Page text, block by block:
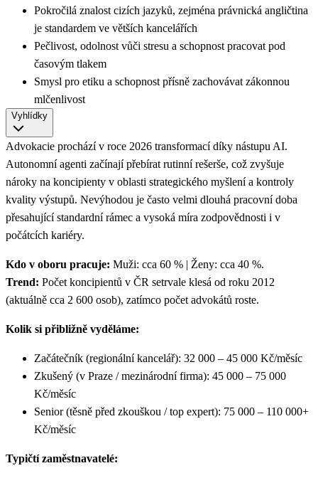
Pokročilá znalost cizích jazyků, zejména právnická angličtina
je standardem ve větších kancelářích
Pečlivost, odolnost vůči stresu a schopnost pracovat pod
časovým tlakem
Smysl pro etiku a schopnost přísně zachovávat zákonnou
mlčenlivost
Vyhlídky
Advokacie prochází v roce 2026 transformací díky nástupu AI.
Autonomní agenti začínají přebírat rutinní rešerše, což zvyšuje
nároky na koncipienty v oblasti strategického myšlení a kontroly
kvality výstupů. Nevýhodou je často velmi dlouhá pracovní doba
přesahující standardní rámec a vysoká míra zodpovědnosti i v
počátcích kariéry.
Kdo v oboru pracuje: Muži: cca 60 % | Ženy: cca 40 %.
Trend: Počet koncipientů v ČR setrvale klesá od roku 2012
(aktuálně cca 2 600 osob), zatímco počet advokátů roste.
Kolik si přibližně vyděláme:
Začátečník (regionální kancelář): 32 000 – 45 000 Kč/měsíc
Zkušený (v Praze / mezinárodní firma): 45 000 – 75 000
Kč/měsíc
Senior (těsně před zkouškou / top expert): 75 000 – 110 000+
Kč/měsíc
Typičtí zaměstnavatelé: